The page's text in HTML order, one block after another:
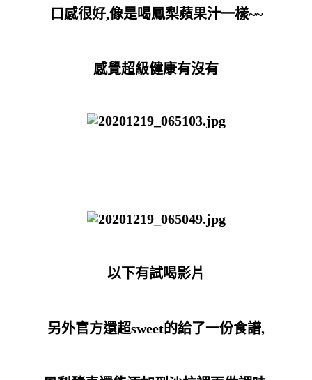
口感很好,像是喝鳳梨蘋果汁一樣~~
感覺超級健康有沒有
以下有試喝影片
另外官方還超sweet的給了一份食譜,